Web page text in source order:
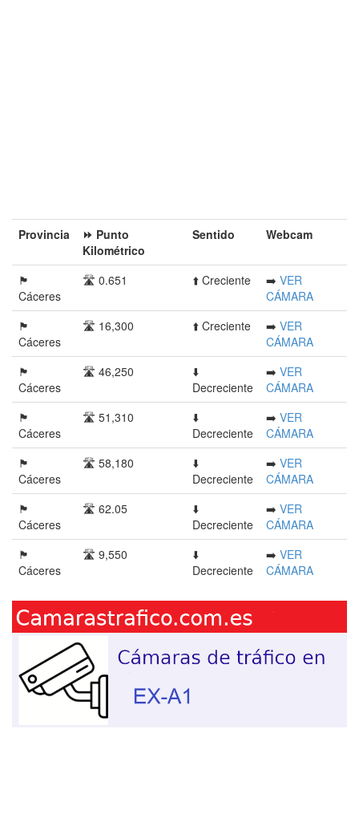
Provincia󠁭󠁶󠁳󠁣󠁿
⏩ Punto
Kilométrico
Sentido Webcam
🏴󠁭󠁶󠁳󠁣󠁿
Cáceres
🛣️ 0.651 ⬆️ Creciente ➡️ VER
CÁMARA
🏴󠁭󠁶󠁳󠁣󠁿
Cáceres
🛣️ 16,300 ⬆️ Creciente ➡️ VER
CÁMARA
🏴󠁭󠁶󠁳󠁣󠁿
Cáceres
🛣️ 46,250
⬇️
Decreciente
➡️ VER
CÁMARA
🏴󠁭󠁶󠁳󠁣󠁿
Cáceres
🛣️ 51,310
⬇️
Decreciente
➡️ VER
CÁMARA
🏴󠁭󠁶󠁳󠁣󠁿
Cáceres
🛣️ 58,180
⬇️
Decreciente
➡️ VER
CÁMARA
🏴󠁭󠁶󠁳󠁣󠁿
Cáceres
🛣️ 62.05
⬇️
Decreciente
➡️ VER
CÁMARA
🏴󠁭󠁶󠁳󠁣󠁿
Cáceres
🛣️ 9,550
⬇️
Decreciente
➡️ VER
CÁMARA